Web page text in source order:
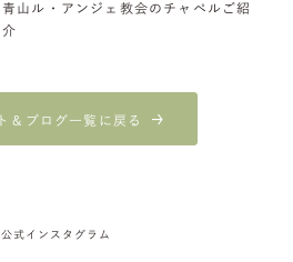
青山ル・アンジェ教会のチャペルご紹
介
＆ブログ一覧に戻る
公式インスタグラム